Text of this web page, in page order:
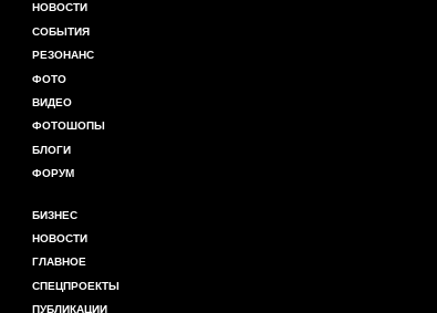
НОВОСТИ
СОБЫТИЯ
РЕЗОНАНС
ФОТО
ВИДЕО
ФОТОШОПЫ
БЛОГИ
ФОРУМ
БИЗНЕС
НОВОСТИ
ГЛАВНОЕ
СПЕЦПРОЕКТЫ
ПУБЛИКАЦИИ